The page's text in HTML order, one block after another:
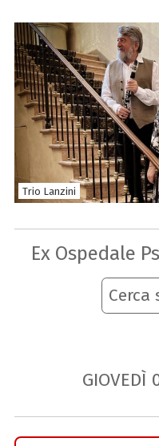
Trio Lanzini
Ex Ospedale
Cerca
GIOVEDÌ